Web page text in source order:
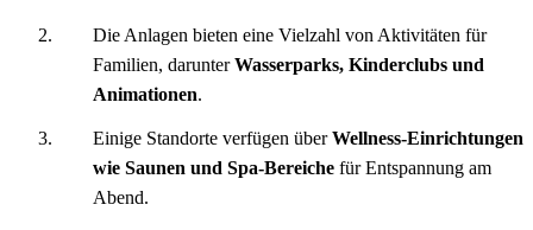
Die Anlagen bieten eine Vielzahl von Aktivitäten für
Familien, darunterWasserparks, Kinderclubs und
Animationen.
Einige Standorte verfügen überWellness-Einrichtungen
wie Saunen und Spa-Bereiche für Entspannung am
Abend.